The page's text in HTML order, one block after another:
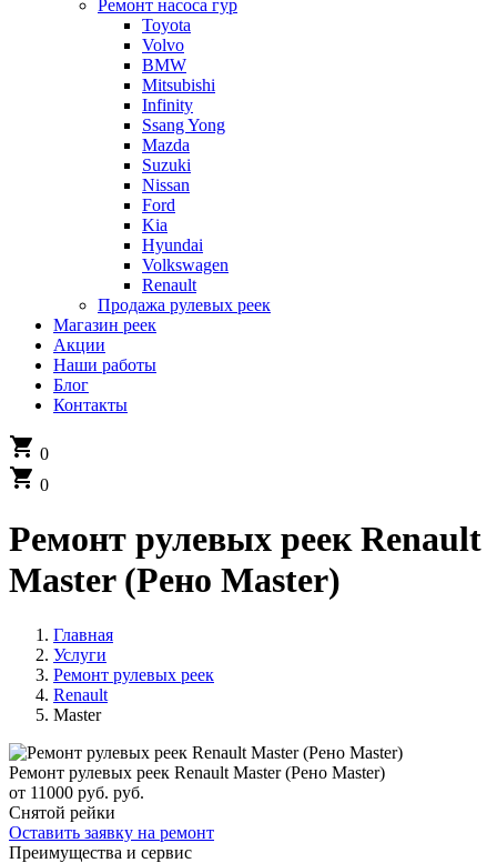
Ремонт насоса гур
Toyota
Volvo
BMW
Mitsubishi
Infinity
Ssang Yong
Mazda
Suzuki
Nissan
Ford
Kia
Hyundai
Volkswagen
Renault
Продажа рулевых реек
Магазин реек
Акции
Наши работы
Блог
Контакты
shopping_cart 0
shopping_cart 0
Ремонт рулевых реек Renault
Master (Рено Master)
Главная
Услуги
Ремонт рулевых реек
Renault
Master
Ремонт рулевых реек Renault Master (Рено Master)
от 11000 руб. руб.
Снятой рейки
Оставить заявку на ремонт
Преимущества и сервис